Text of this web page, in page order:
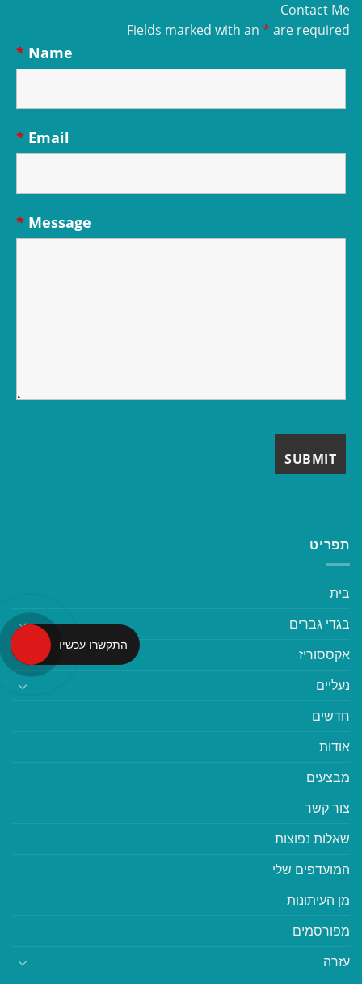
Contact Me
Fields marked with an * are required
Name
*
Email
*
Message
*
תפריט
בית
בגדי גברים
אקססוריז
נעליים
חדשים
אודות
מבצעים
צור קשר
שאלות נפוצות
המועדפים שלי
מן העיתונות
מפורסמים
עזרה
התקשרו עכשיו